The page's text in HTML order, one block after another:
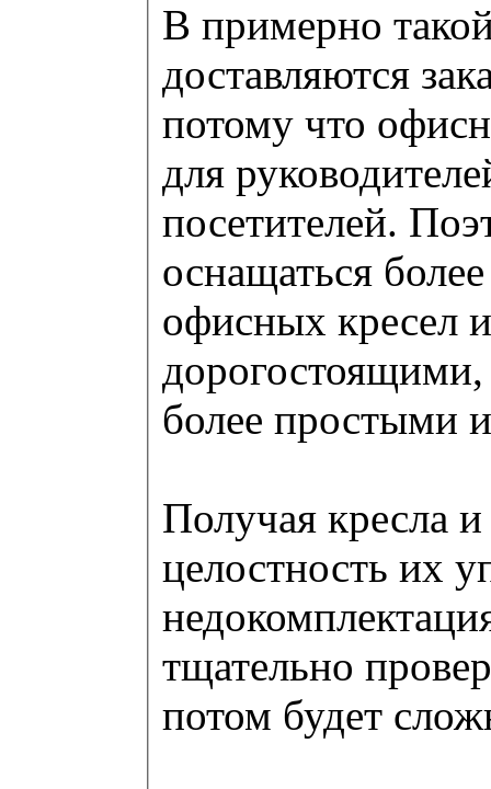
В примерно
доставляются
потому что
для
посетителей.
оснащаться
офисных кресел
дорогостоящими,
более простыми
Получая кресла
целостность их
тщательно
потом будет